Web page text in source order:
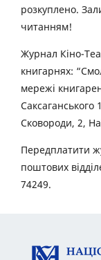
розкуплено.
читанням!
Журнал Кіно-
книгарнях:
мережі
Саксаганського
Сковороди, 2,
Передплатити
поштових
74249.